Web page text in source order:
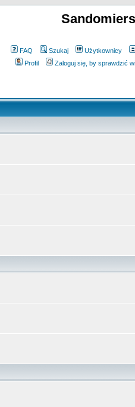
FAQ Szukaj Użytkownicy
Profil
Zaloguj się, by sprawdzić